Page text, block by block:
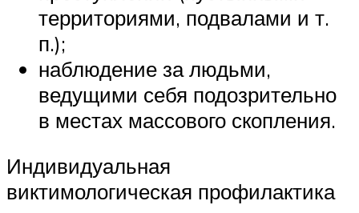
территориями, подвалами и т.
п.);
наблюдение за людьми,
ведущими себя подозрительно
в местах массового скопления.
Индивидуальная
виктимологическая профилактика